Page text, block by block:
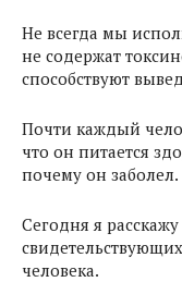
Не всегда мы
не содержат
способствуют
Почти каждый
что он питается
почему он заболел.
Сегодня я
человека.